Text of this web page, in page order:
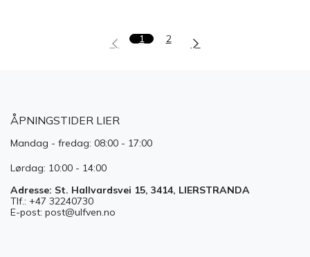
1 2
ÅPNINGSTIDER LIER
Mandag - fredag: 08:00 - 17:00
Lørdag: 10:00 - 14:00
Adresse: St. Hallvardsvei 15, 3414, LIERSTRANDA
Tlf.: +47 32240730
E-post: post@ulfven.no